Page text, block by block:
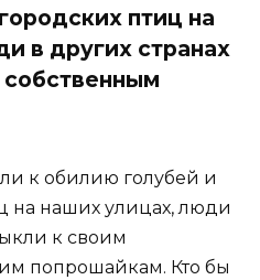
птиц на
в других странах
к обилию голубей и
на наших улицах, люди
к своим
попрошайкам. Кто бы